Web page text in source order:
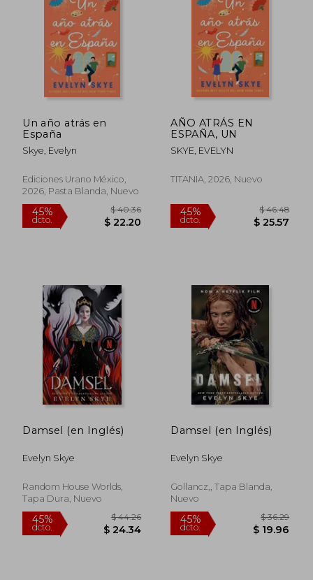
40%
dcto.
Un año atrás en
España
Skye, Evelyn
Ediciones Urano México,
2026, Pasta Blanda, Nuevo
$ 22.20
AÑO ATRÁS EN
ESPAÑA, UN
SKYE, EVELYN
TITANIA, 2026, Nuevo
Damsel (en Inglés)
Evelyn Skye
Random House Worlds,
Tapa Dura, Nuevo
Damsel (en Inglés)
Evelyn Skye
Gollancz,, Tapa Blanda,
Nuevo